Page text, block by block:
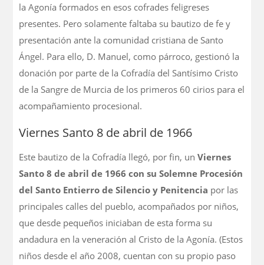
la Agonía formados en esos cofrades feligreses
presentes. Pero solamente faltaba su bautizo de fe y
presentación ante la comunidad cristiana de Santo
Ángel. Para ello, D. Manuel, como párroco, gestionó la
donación por parte de la Cofradía del Santísimo Cristo
de la Sangre de Murcia de los primeros 60 cirios para el
acompañamiento procesional.
Viernes Santo 8 de abril de 1966
Este bautizo de la Cofradía llegó, por fin, unViernes
Santo 8 de abril de 1966 con su Solemne Procesión
del Santo Entierro de Silencio y Penitencia por las
principales calles del pueblo, acompañados por niños,
que desde pequeños iniciaban de esta forma su
andadura en la veneración al Cristo de la Agonía. (Estos
niños desde el año 2008, cuentan con su propio paso